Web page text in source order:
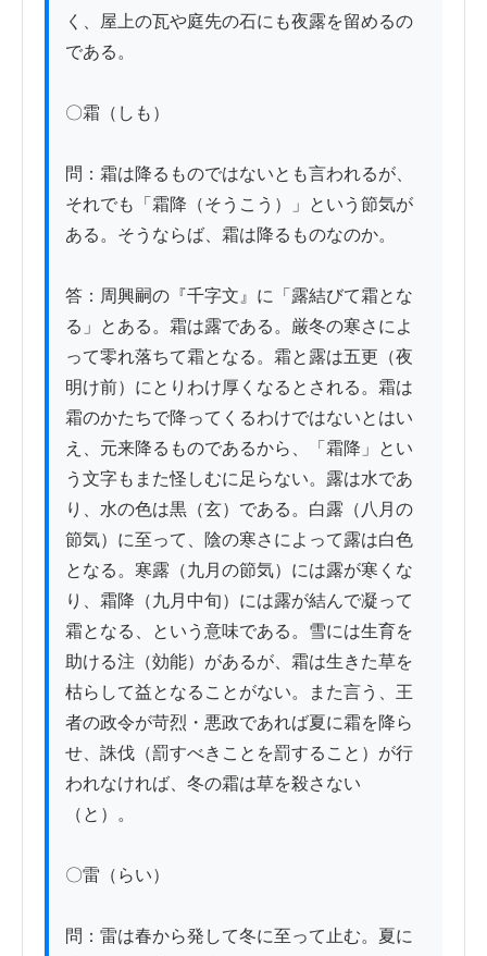
く、屋上の瓦や庭先の石にも夜露を留めるの
である。
〇霜（しも）
問：霜は降るものではないとも言われるが、
それでも「霜降（そうこう）」という節気が
ある。そうならば、霜は降るものなのか。
答：周興嗣の『千字文』に「露結びて霜とな
る」とある。霜は露である。厳冬の寒さによ
って零れ落ちて霜となる。霜と露は五更（夜
明け前）にとりわけ厚くなるとされる。霜は
霜のかたちで降ってくるわけではないとはい
え、元来降るものであるから、「霜降」とい
う文字もまた怪しむに足らない。露は水であ
り、水の色は黒（玄）である。白露（八月の
節気）に至って、陰の寒さによって露は白色
となる。寒露（九月の節気）には露が寒くな
り、霜降（九月中旬）には露が結んで凝って
霜となる、という意味である。雪には生育を
助ける注（効能）があるが、霜は生きた草を
枯らして益となることがない。また言う、王
者の政令が苛烈・悪政であれば夏に霜を降ら
せ、誅伐（罰すべきことを罰すること）が行
われなければ、冬の霜は草を殺さない
（と）。
〇雷（らい）
問：雷は春から発して冬に至って止む。夏に